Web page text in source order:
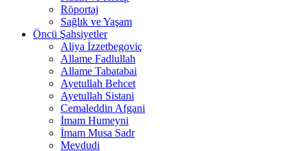
Röportaj
Sağlık ve Yaşam
Öncü Şahsiyetler
Aliya İzzetbegoviç
Allame Fadlullah
Allame Tabatabai
Ayetullah Behcet
Ayetullah Sistani
Cemaleddin Afgani
İmam Humeyni
İmam Musa Sadr
Mevdudi